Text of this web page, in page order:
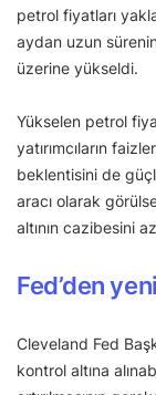
petrol fiyatları
aydan uzun
üzerine yükseldi.
Yükselen petrol
yatırımcıların
beklentisini de
aracı olarak
altının cazibesini
Fed’den
Cleveland Fed
kontrol altına